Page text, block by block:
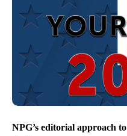
NPG’s editorial approach